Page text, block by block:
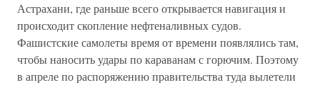
Астрахани, где раньше всего открывается навигация и
происходит скопление нефтеналивных судов.
Фашистские самолеты время от времени появлялись там,
чтобы наносить удары по караванам с горючим. Поэтому
в апреле по распоряжению правительства туда вылетели